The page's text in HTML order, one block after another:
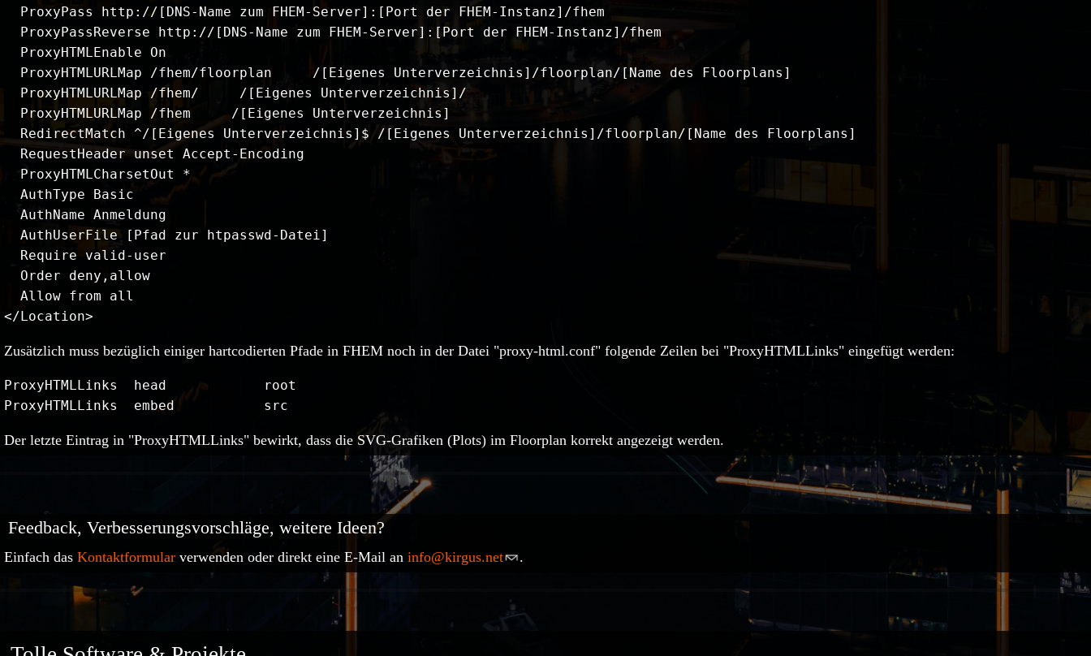
  ProxyPass http://[DNS-Name zum FHEM-Server]:[Port der FHEM-Instanz]/fhem
  ProxyPassReverse http://[DNS-Name zum FHEM-Server]:[Port der FHEM-Instanz]/fhem
  ProxyHTMLEnable On
  ProxyHTMLURLMap /fhem/floorplan     /[Eigenes Unterverzeichnis]/floorplan/[Name des Floorplans]
  ProxyHTMLURLMap /fhem/     /[Eigenes Unterverzeichnis]/
  ProxyHTMLURLMap /fhem     /[Eigenes Unterverzeichnis]
  RedirectMatch ^/[Eigenes Unterverzeichnis]$ /[Eigenes Unterverzeichnis]/floorplan/[Name des Floorplans]
  RequestHeader unset Accept-Encoding
  ProxyHTMLCharsetOut *
  AuthType Basic
  AuthName Anmeldung
  AuthUserFile [Pfad zur htpasswd-Datei]
  Require valid-user
  Order deny,allow
  Allow from all
Zusätzlich muss bezüglich einiger hartcodierten Pfade in FHEM noch in der Datei "proxy-html.conf" folgende Zeilen bei "ProxyHTMLLinks" eingefügt werden:
ProxyHTMLLinks	head		root
ProxyHTMLLinks	embed		src
Der letzte Eintrag in "ProxyHTMLLinks" bewirkt, dass die SVG-Grafiken (Plots) im Floorplan korrekt angezeigt werden.
Feedback, Verbesserungsvorschläge, weitere Ideen?
Einfach das Kontaktformular verwenden oder direkt eine E-Mail an info@kirgus.net .